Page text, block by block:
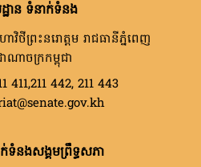
ាន ទំនាក់ទំនង
ាវិថីព្រះនរោត្តម រាជធានីភ្នំពេញ
ាណាចក្រកម្ពុជា
411,211 442, 211 443
នងសង្គមព្រឹទ្ធសភា